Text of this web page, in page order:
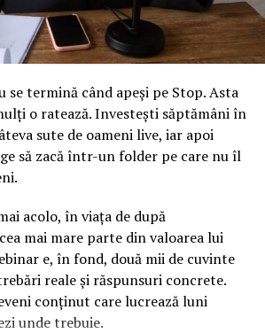
se termină când apeși pe Stop. Asta
o ratează. Investești săptămâni în
sute de oameni live, iar apoi
să zacă într-un folder pe care nu îl
acolo, în viața de după
mai mare parte din valoarea lui
e, în fond, două mii de cuvinte
reale și răspunsuri concrete.
conținut care lucrează luni
unde trebuie.